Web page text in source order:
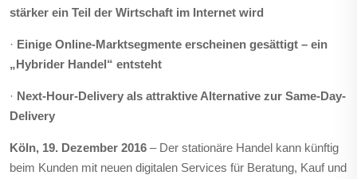
stärker ein Teil der Wirtschaft im Internet wird
· Einige Online-Marktsegmente erscheinen gesättigt – ein
„Hybrider Handel“ entsteht
· Next-Hour-Delivery als attraktive Alternative zur Same-Day-
Delivery
Köln, 19. Dezember 2016 – Der stationäre Handel kann künftig
beim Kunden mit neuen digitalen Services für Beratung, Kauf und